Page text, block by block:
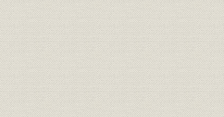
製品 [図版]